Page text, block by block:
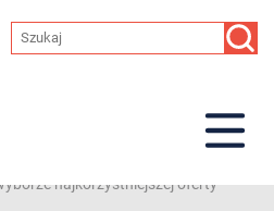
najkorzystniejszej oferty